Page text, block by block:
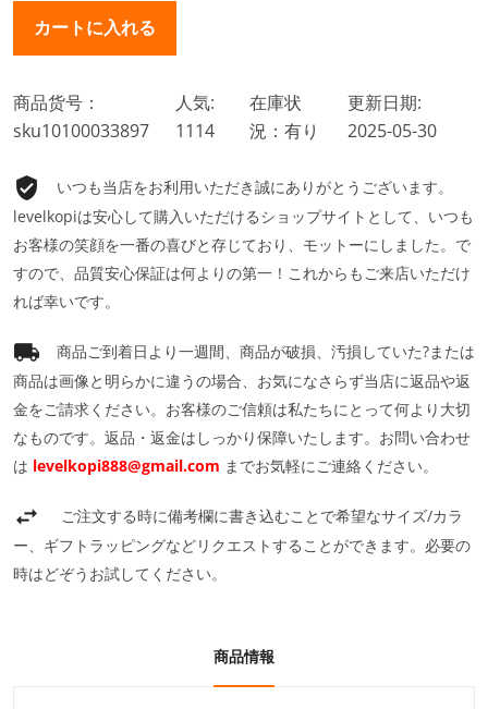
商品货号：
sku10100033897
人気:
1114
在庫状
況：有り
更新日期:
2025-05-30
いつも当店をお利用いただき誠にありがとうございます。
levelkopiは安心して購入いただけるショップサイトとして、いつも
お客様の笑顔を一番の喜びと存じており、モットーにしました。で
すので、品質安心保証は何よりの第一！これからもご来店いただけ
れば幸いです。
商品ご到着日より一週間、商品が破損、汚損していた?または
商品は画像と明らかに違うの場合、お気になさらず当店に返品や返
金をご請求ください。お客様のご信頼は私たちにとって何より大切
なものです。返品・返金はしっかり保障いたします。お問い合わせ
は levelkopi888@gmail.com までお気軽にご連絡ください。
ご注文する時に備考欄に書き込むことで希望なサイズ/カラ
ー、ギフトラッピングなどリクエストすることができます。必要の
時はどぞうお試してください。
商品情報